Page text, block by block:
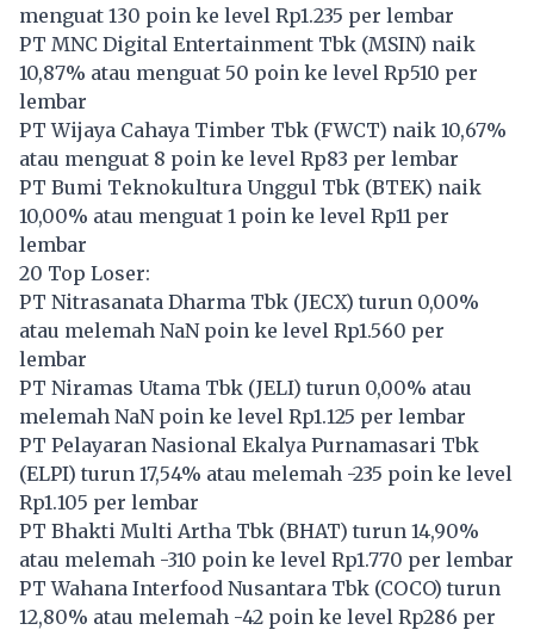
menguat 130 poin ke level Rp1.235 per lembar
PT MNC Digital Entertainment Tbk (MSIN) naik
10,87% atau menguat 50 poin ke level Rp510 per
lembar
PT Wijaya Cahaya Timber Tbk (FWCT) naik 10,67%
atau menguat 8 poin ke level Rp83 per lembar
PT Bumi Teknokultura Unggul Tbk (BTEK) naik
10,00% atau menguat 1 poin ke level Rp11 per
lembar
20 Top Loser:
PT Nitrasanata Dharma Tbk (JECX) turun 0,00%
atau melemah NaN poin ke level Rp1.560 per
lembar
PT Niramas Utama Tbk (JELI) turun 0,00% atau
melemah NaN poin ke level Rp1.125 per lembar
PT Pelayaran Nasional Ekalya Purnamasari Tbk
(ELPI) turun 17,54% atau melemah -235 poin ke level
Rp1.105 per lembar
PT Bhakti Multi Artha Tbk (BHAT) turun 14,90%
atau melemah -310 poin ke level Rp1.770 per lembar
PT Wahana Interfood Nusantara Tbk (COCO) turun
12,80% atau melemah -42 poin ke level Rp286 per